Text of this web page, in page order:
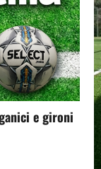
e gironi